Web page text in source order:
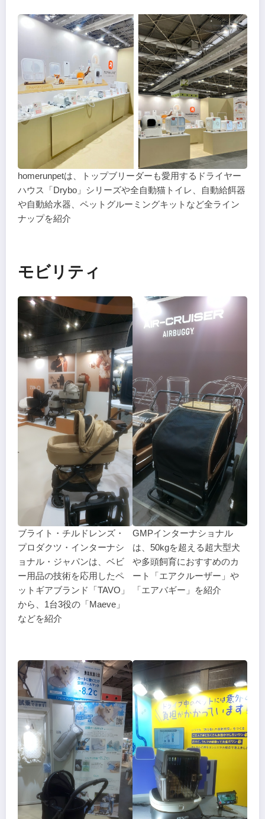
homerunpetは、トップブリーダーも愛用するドライヤー
ハウス「Drybo」シリーズや全自動猫トイレ、自動給餌器
や自動給水器、ペットグルーミングキットなど全ライン
ナップを紹介
モビリティ
ブライト・チルドレンズ・
プロダクツ・インターナシ
ョナル・ジャパンは、ベビ
ー用品の技術を応用したペ
ットギアブランド「TAVO」
から、1台3役の「Maeve」
などを紹介
GMPインターナショナル
は、50kgを超える超大型犬
や多頭飼育におすすめのカ
ート「エアクルーザー」や
「エアバギー」を紹介